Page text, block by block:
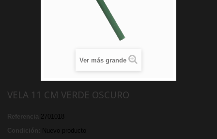
Ver más grande
VELA 11 CM VERDE OSCURO
Referencia 2701018
Condición: Nuevo producto